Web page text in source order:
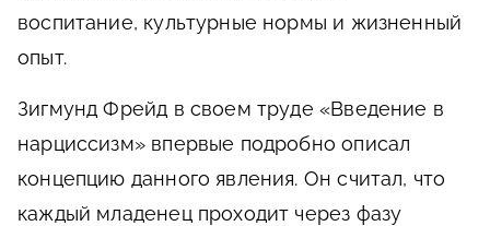
воспитание, культурные нормы и жизненный
опыт.
Зигмунд Фрейд в своем труде «Введение в
нарциссизм» впервые подробно описал
концепцию данного явления. Он считал, что
каждый младенец проходит через фазу